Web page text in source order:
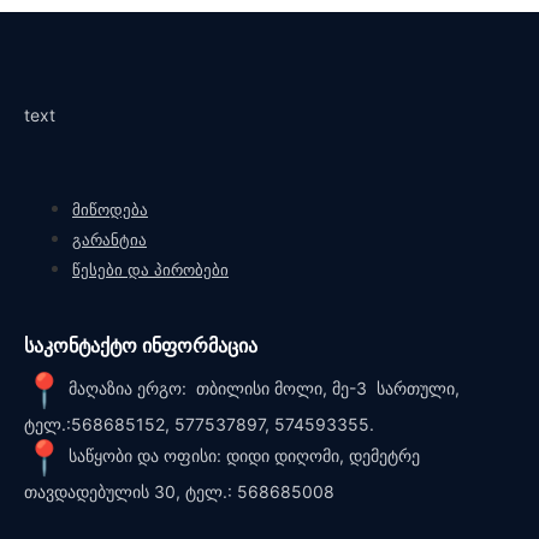
text
მიწოდება
გარანტია
წესები და პირობები
საკონტაქტო ინფორმაცია
მაღაზია ერგო: თბილისი მოლი, მე-3 სართული,
ტელ.:568685152, 577537897, 574593355.
საწყობი და ოფისი: დიდი დიღომი, დემეტრე
თავდადებულის 30, ტელ.: 568685008